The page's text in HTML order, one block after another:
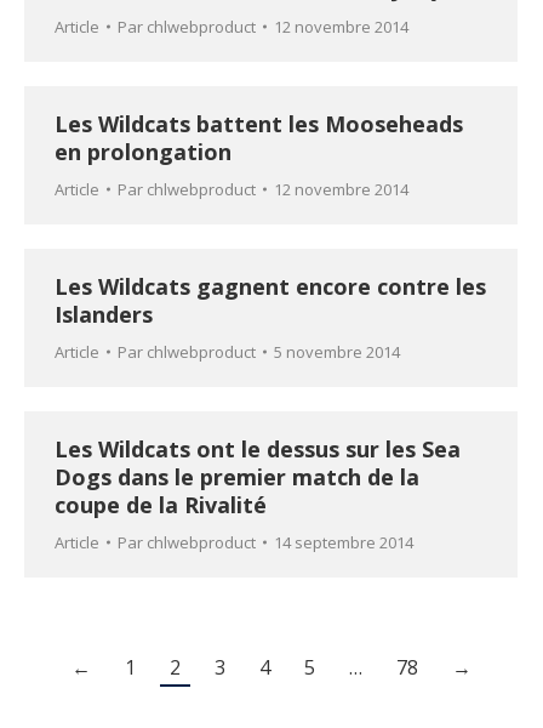
Article Par chlwebproduct 12 novembre 2014
Les Wildcats battent les Mooseheads
en prolongation
Article Par chlwebproduct 12 novembre 2014
Les Wildcats gagnent encore contre les
Islanders
Article Par chlwebproduct 5 novembre 2014
Les Wildcats ont le dessus sur les Sea
Dogs dans le premier match de la
coupe de la Rivalité
Article Par chlwebproduct 14 septembre 2014
← 1 2 3 4 5 … 78 →